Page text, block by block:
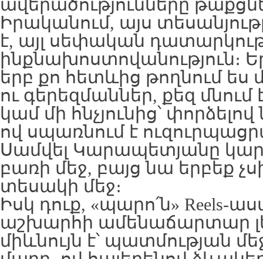
ավերածությունները
Իրականում, այս
է, այլ սեփական
ինքնախոստովանություն։
երբ քո հետևից թողնում ես
ու գերեզմաններ, քեզ
կամ մի հնչյունից՝
ով սպառնում է
Սամվել Կարապետյանը
բառի մեջ, բայց նա երբեք
տեսակի մեջ։
Իսկ դուք, «պարո՛ն» Reels-
աշխարհի ամենաճարտար
միևնույն է՝ պատմության